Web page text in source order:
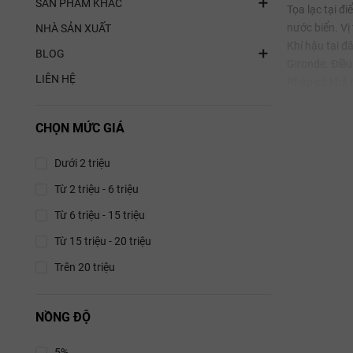
SẢN PHẨM KHÁC
NHÀ SẢN XUẤT
BLOG
LIÊN HỆ
CHỌN MỨC GIÁ
Dưới 2 triệu
Từ 2 triệu - 6 triệu
Từ 6 triệu - 15 triệu
Từ 15 triệu - 20 triệu
Trên 20 triệu
NỒNG ĐỘ
Tọa lạc tại
nước biển.